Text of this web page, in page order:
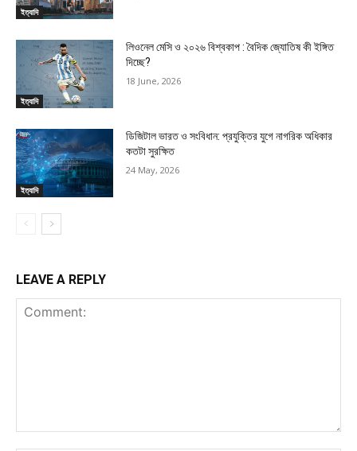
ইত্যাদি
ইত্যাদি
লিওনেল মেসি ও ২০২৬ বিশ্বকাপ : বৈদিক জ্যোতিষ কী ইঙ্গিত
দিচ্ছে?
18 June, 2026
ইত্যাদি
ডিজিটাল ভারত ও সংবিধান: প্রযুক্তির যুগে নাগরিক অধিকার
কতটা সুরক্ষিত
24 May, 2026
LEAVE A REPLY